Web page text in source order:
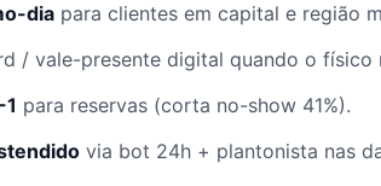
dia para clientes em capital e região
/ vale-presente digital quando o físico
para reservas (corta no-show 41%).
via bot 24h + plantonista nas